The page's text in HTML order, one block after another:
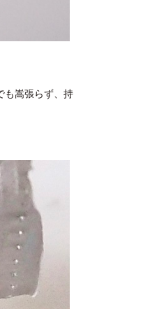
も嵩張らず、持